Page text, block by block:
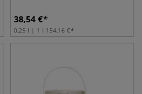
38,54 €
0,25 l | 1 l 154,16 €